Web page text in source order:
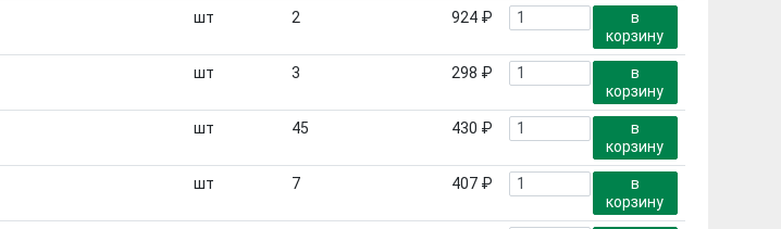
шт 2 924 ₽
в
корзину
шт 3 298 ₽
в
корзину
шт 45 430 ₽
в
корзину
шт 7 407 ₽
в
корзину